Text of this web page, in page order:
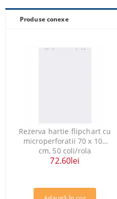
Produse conexe
Rezerva hartie flipchart cu
microperforatii 70 x 100
cm, 50 coli/rola
72.60lei